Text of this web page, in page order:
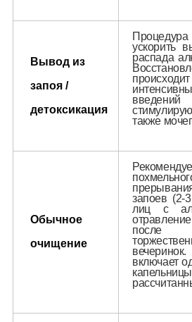
Реабилитация
Структура реабилитации
Лечение амфетаминовой
Лечение героиновой
Анонимное лечение
Лечение кокаиновой
Лечение каннабиойдной
Вывод из
запоя /
детоксикация
ускорить
распада
также
Обычное
очищение
запоев (2-
лиц с
после
включает